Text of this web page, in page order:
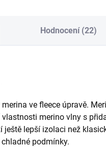
Hodnocení (22)
ve fleece úpravě.
merino vlny s
ještě lepší izolaci než
podmínky.